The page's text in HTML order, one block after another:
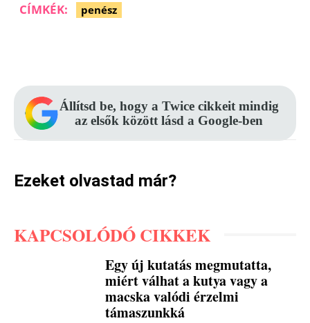
CÍMKÉK: penész
Állítsd be, hogy a Twice cikkeit mindig
az elsők között lásd a Google-ben
Ezeket olvastad már?
KAPCSOLÓDÓ CIKKEK
Egy új kutatás megmutatta,
miért válhat a kutya vagy a
macska valódi érzelmi
támaszunkká